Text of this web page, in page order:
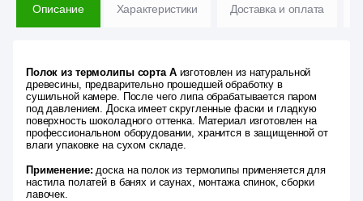
Описание Характеристики Доставка и оплата
Полок из термолипы сорта А изготовлен из натуральной
древесины, предварительно прошедшей обработку в
сушильной камере. После чего липа обрабатывается паром
под давлением. Доска имеет скругленные фаски и гладкую
поверхность шоколадного оттенка. Материал изготовлен на
профессиональном оборудовании, хранится в защищенной от
влаги упаковке на сухом складе.
Применение: доска на полок из термолипы применяется для
настила полатей в банях и саунах, монтажа спинок, сборки
лавочек.